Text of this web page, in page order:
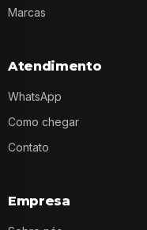
Marcas
Atendimento
WhatsApp
Como chegar
Contato
Empresa